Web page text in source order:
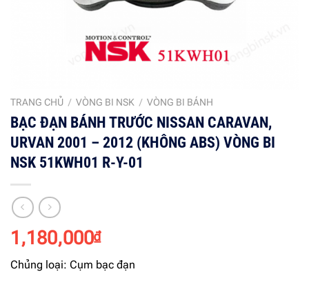
TRANG CHỦ / VÒNG BI NSK / VÒNG BI BÁNH
BẠC ĐẠN BÁNH TRƯỚC NISSAN CARAVAN,
URVAN 2001 – 2012 (KHÔNG ABS) VÒNG BI
NSK 51KWH01 R-Y-01
1,180,000₫
Chủng loại: Cụm bạc đạn